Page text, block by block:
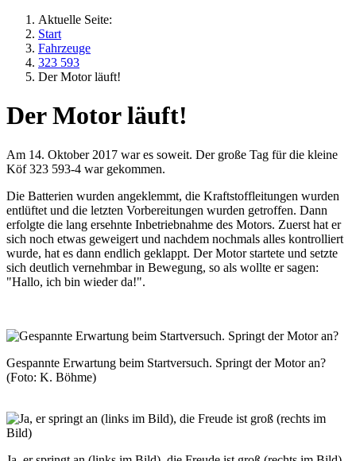
Aktuelle Seite:
Start
Fahrzeuge
323 593
Der Motor läuft!
Der Motor läuft!
Am 14. Oktober 2017 war es soweit. Der große Tag für die kleine
Köf323 593-4 war gekommen.
Die Batterien wurden angeklemmt, die Kraftstoffleitungen wurden
entlüftet und die letzten Vorbereitungen wurden getroffen. Dann
erfolgte die lang ersehnte Inbetriebnahme des Motors. Zuerst hat er
sich noch etwas geweigert und nachdem nochmals alles kontrolliert
wurde, hat es dann endlich geklappt. Der Motor startete und setzte
sich deutlich vernehmbar in Bewegung, so als wollte er sagen:
"Hallo, ich bin wieder da!".
Gespannte Erwartung beim Startversuch. Springt der Motor an?
(Foto: K. Böhme)